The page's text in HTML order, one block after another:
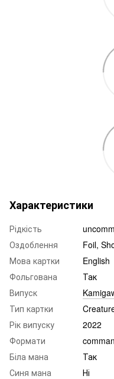
Характеристики
Рідкість
Оздоблення
Foil,
Мова картки
English
Фольгована
Так
Випуск
Тип картки
Рік випуску
2022
Формати
Біла мана
Так
Синя мана
Ні